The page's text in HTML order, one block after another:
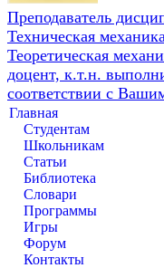
Преподаватель
Техническая
Теоретическая
доцент, к.т.н.
соответствии с
Главная
Студентам
Школьникам
Статьи
Библиотека
Словари
Программы
Игры
Форум
Контакты